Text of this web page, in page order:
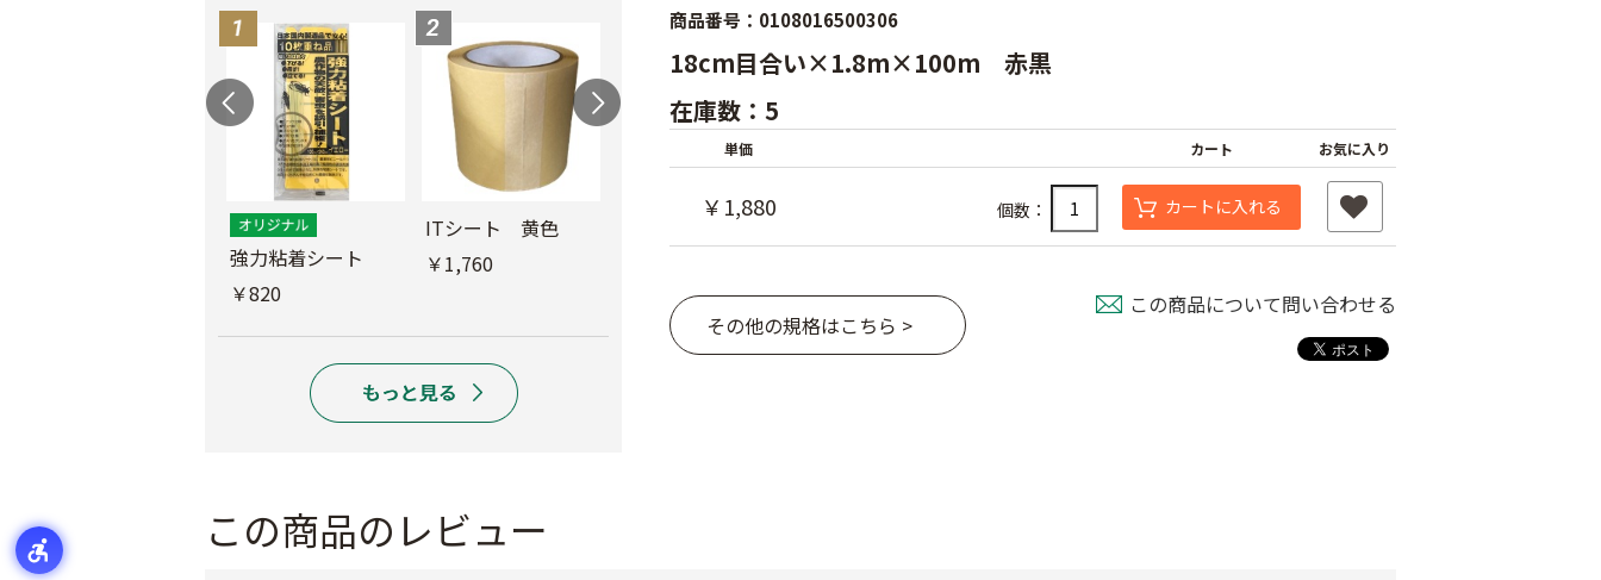
強力粘着シート
￥820
ITシート 黄色
￥1,760
サンシャインファス
ナーネット
￥950
商品番号：0108016500306
18cm目合い×1.8m×100m 赤黒
在庫数：5
単価 カート お気に入り
￥1,880 個数： カートに入れる
その他の規格はこちら >
この商品について問い合わせる
この商品のレビュー